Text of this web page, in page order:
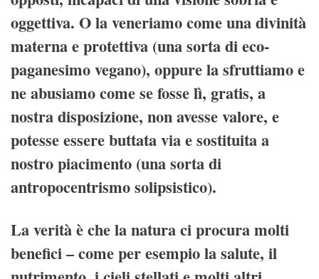
oggettiva. O la veneriamo come una divinità
materna e protettiva (una sorta di eco-
paganesimo vegano), oppure la sfruttiamo e
ne abusiamo come se fosse lì, gratis, a
nostra disposizione, non avesse valore, e
potesse essere buttata via e sostituita a
nostro piacimento (una sorta di
antropocentrismo solipsistico).
La verità è che la natura ci procura molti
benefici – come per esempio la salute, il